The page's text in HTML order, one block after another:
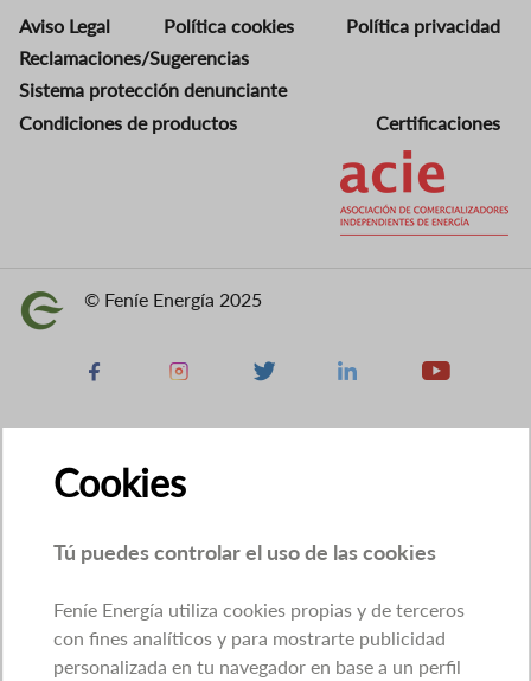
Aviso Legal Política cookies
Política privacidad
Reclamaciones/Sugerencias
Sistema protección denunciante
Condiciones de productos
Certificaciones
Imagen © Feníe Energía 2025
Facebook Instagram X Linkedin Youtube
Cookies
Tú puedes controlar el uso de las cookies
Feníe Energía utiliza cookies propias y de terceros
con fines analíticos y para mostrarte publicidad
personalizada en tu navegador en base a un perfil